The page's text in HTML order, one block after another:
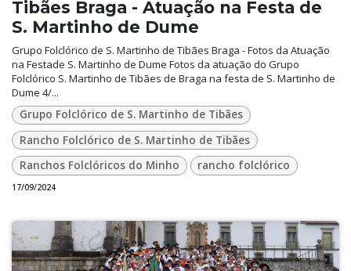
Tibães Braga - Atuação na Festa de
S. Martinho de Dume
Grupo Folclórico de S. Martinho de Tibães Braga - Fotos da Atuação
na Festade S. Martinho de Dume Fotos da atuação do Grupo
Folclórico S. Martinho de Tibães de Braga na festa de S. Martinho de
Dume 4/...
Grupo Folclórico de S. Martinho de Tibães
Rancho Folclórico de S. Martinho de Tibães
Ranchos Folclóricos do Minho
rancho folclórico
17/09/2024